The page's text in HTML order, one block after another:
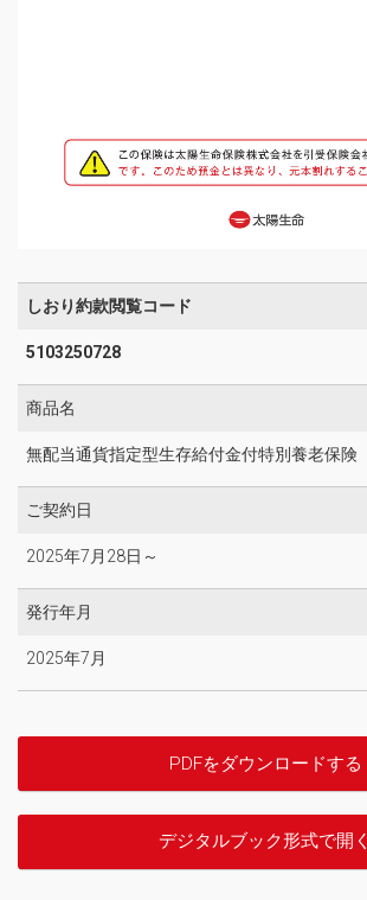
しおり約款閲覧コード
5103250728
商品名
無配当通貨指定型生存給付金付特別養老保険
ご契約日
2025年7月28日～
発行年月
2025年7月
PDFをダウンロードする
デジタルブック形式で開く